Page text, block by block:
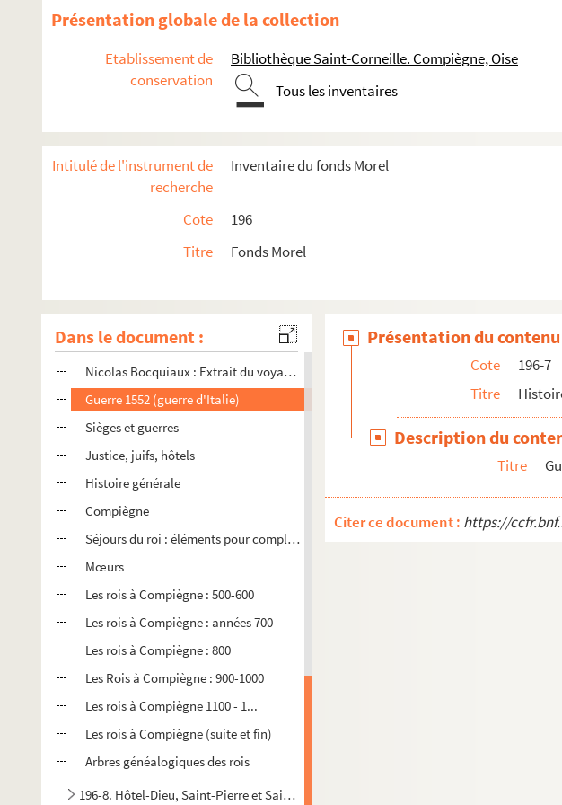
Présentation globale de la collection
Etablissement de
conservation
Bibliothèque Saint-Corneille. Compiègne, Oise
Tous les inventaires
Intitulé de l'instrument de
recherche
Inventaire du fonds Morel
Cote
196
Titre
Fonds Morel
Dans le document :
Charles III le Simple (892-922)
Louis IV d'Outremer (936-954)
Hugues Capet (987-996)
Robert II ( 996-1031)
Louis XI (1461-1483)
Louis XII (1498-1515)
La Jaquerie de 1358
Nicolas Bocquiaux : Extrait du voyage pittoresque de la France
Guerre 1552 (guerre d'Italie)
Sièges et guerres
Justice, juifs, hôtels
Histoire générale
Compiègne
Séjours du roi : éléments pour compléter le texte donné par Dellasy (?)
Mœurs
Les rois à Compiègne : 500-600
Les rois à Compiègne : années 700
Les rois à Compiègne : 800
Les Rois à Compiègne : 900-1000
Les rois à Compiègne 1100 - 1...
Les rois à Compiègne (suite et fin)
Arbres généalogiques des rois
196-8. Hôtel-Dieu, Saint-Pierre et Saint-Clermont, Royallieu, Charmolue, Le Féron,
Présentation du contenu
Cote
196-7
Titre
Description du
Titre
Citer ce document : https://